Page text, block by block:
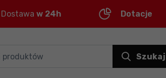
Dostawa w 24h Dotacje
Szukaj